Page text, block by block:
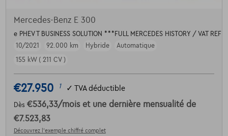
Mercedes-Benz E 300
e PHEV T BUSINESS SOLUTION ***FULL MERCEDES HISTORY / VAT
10/2021
92.000 km Hybride
Automatique
155 kW ( 211 CV )
€27.950 1 ✓ TVA déductible
Dès €536,33/mois et une dernière mensualité de
€7.523,83
Découvrez l’exemple chiffré complet